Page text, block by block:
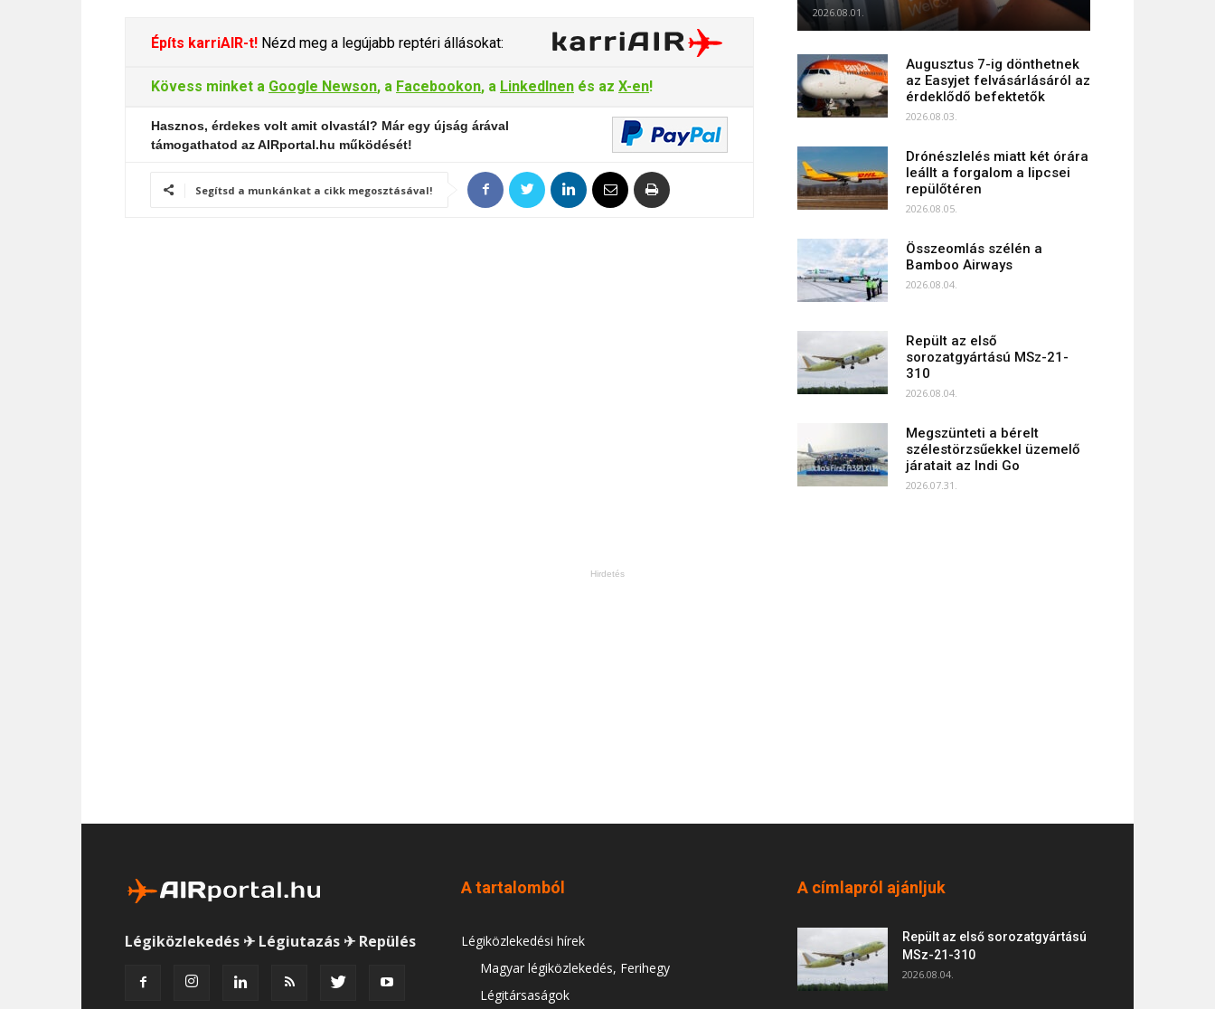
Építs karriAIR-t! Nézd meg a legújabb reptéri állásokat:
Kövess minket a Google Newson, a Facebookon, a LinkedInen és az X-en!
Hasznos, érdekes volt amit olvastál? Már egy újság árával
támogathatod az AIRportal.hu működését!
Segítsd a munkánkat a cikk megosztásával!
2026.08.01.
Augusztus 7-ig dönthetnek
az Easyjet felvásárlásáról az
érdeklődő befektetők
2026.08.03.
Drónészlelés miatt két órára
leállt a forgalom a lipcsei
repülőtéren
2026.08.05.
Összeomlás szélén a
Bamboo Airways
2026.08.04.
Repült az első
sorozatgyártású MSz-21-
310
2026.08.04.
Megszünteti a bérelt
szélestörzsűekkel üzemelő
járatait az Indi Go
2026.07.31.
Hirdetés
Légiközlekedés ✈ Légiutazás ✈ Repülés
A tartalomból
Légiközlekedési hírek
Magyar légiközlekedés, Ferihegy
Légitársaságok
A címlapról ajánljuk
Repült az első sorozatgyártású
MSz-21-310
2026.08.04.